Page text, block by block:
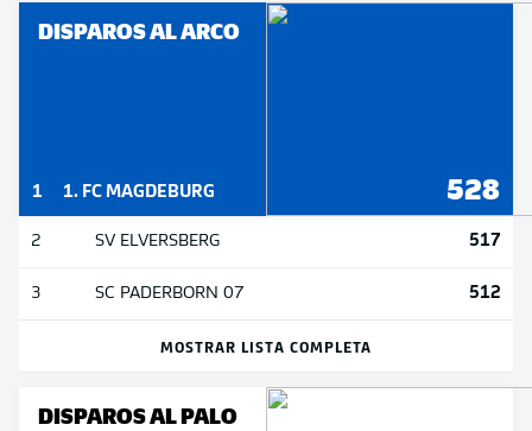
DISPAROS AL ARCO
1 1. FC MAGDEBURG 528
2 SV ELVERSBERG 517
3 SC PADERBORN 07 512
MOSTRAR LISTA COMPLETA
DISPAROS AL PALO